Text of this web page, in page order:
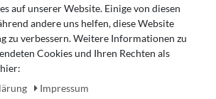
Impressum
Widerrufsrecht
Zahlung und Versand
Unser Ladengeschäft
auf unserer Website. Einige von diesen
andere uns helfen, diese Website
zu verbessern. Weitere Informationen zu
Cookies und Ihren Rechten als
Impressum